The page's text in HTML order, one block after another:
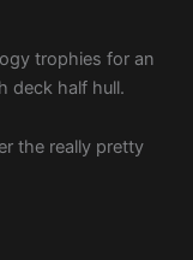
trophies for an
deck half hull.
the really pretty